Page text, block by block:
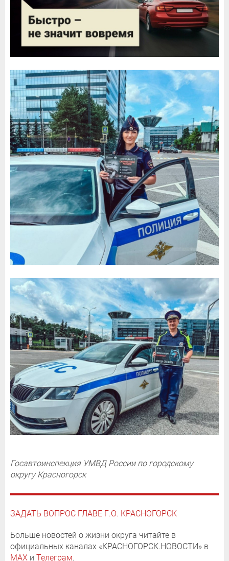
Госавтоинспекция УМВД России по городскому
округу Красногорск
ЗАДАТЬ ВОПРОС ГЛАВЕ Г.О. КРАСНОГОРСК
Больше новостей о жизни округа читайте в
официальных каналах «КРАСНОГОРСК.НОВОСТИ» в
MAX и Телеграм.